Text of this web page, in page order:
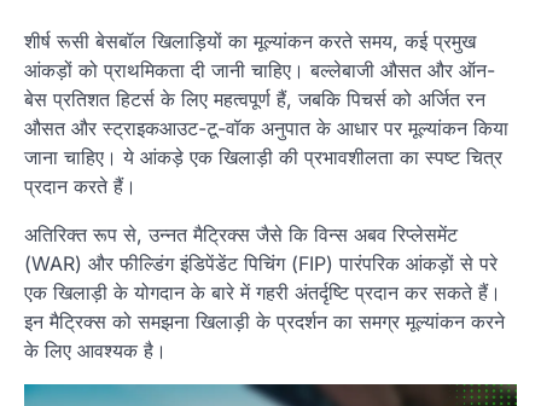
शीर्ष रूसी बेसबॉल खिलाड़ियों का मूल्यांकन करते समय, कई प्रमुख
आंकड़ों को प्राथमिकता दी जानी चाहिए। बल्लेबाजी औसत और ऑन-
बेस प्रतिशत हिटर्स के लिए महत्वपूर्ण हैं, जबकि पिचर्स को अर्जित रन
औसत और स्ट्राइकआउट-टू-वॉक अनुपात के आधार पर मूल्यांकन किया
जाना चाहिए। ये आंकड़े एक खिलाड़ी की प्रभावशीलता का स्पष्ट चित्र
प्रदान करते हैं।
अतिरिक्त रूप से, उन्नत मैट्रिक्स जैसे कि विन्स अबव रिप्लेसमेंट
(WAR) और फील्डिंग इंडिपेंडेंट पिचिंग (FIP) पारंपरिक आंकड़ों से परे
एक खिलाड़ी के योगदान के बारे में गहरी अंतर्दृष्टि प्रदान कर सकते हैं।
इन मैट्रिक्स को समझना खिलाड़ी के प्रदर्शन का समग्र मूल्यांकन करने
के लिए आवश्यक है।